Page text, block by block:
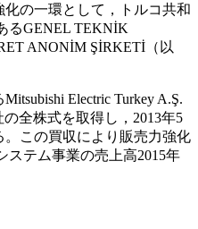
化の一環として，トルコ共和
るGENEL TEKNİK
ANONİM ŞİRKETİ（以
Electric Turkey A.Ş.
の全株式を取得し，2013年5
この買収により販売力強化
ステム事業の売上高2015年